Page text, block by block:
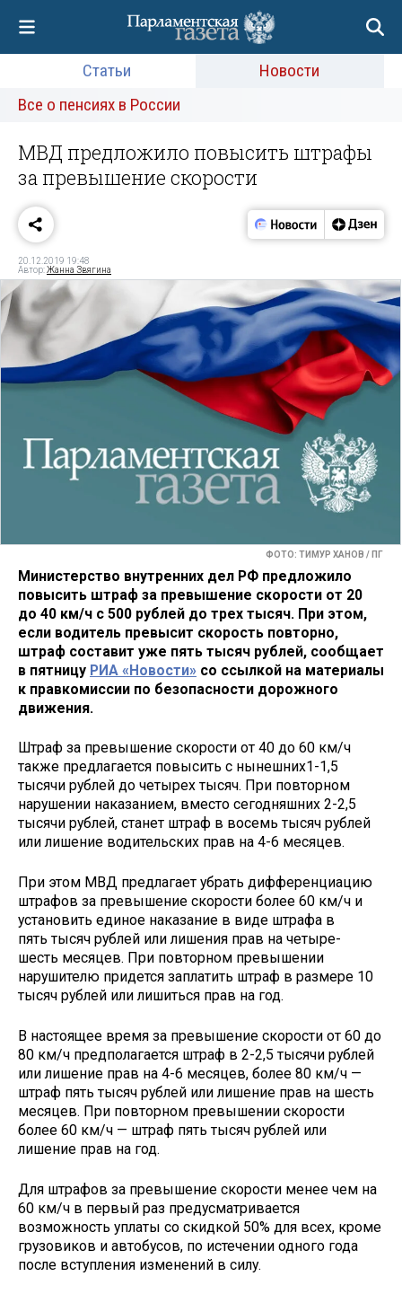
Статьи
Новости
Все о пенсиях в России
МВД предложило повысить штрафы
за превышение скорости
20.12.2019 19:48
Автор:Жанна Звягина
ФОТО: ТИМУР ХАНОВ / ПГ
Министерство внутренних дел РФ предложило
повысить штраф за превышение скорости от 20
до 40 км/ч с 500 рублей до трех тысяч. При этом,
если водитель превысит скорость повторно,
штраф составит уже пять тысяч рублей, сообщает
в пятницу РИА «Новости» со ссылкой на материалы
к правкомиссии по безопасности дорожного
движения.
Штраф за превышение скорости от 40 до 60 км/ч
также предлагается повысить с нынешних1-1,5
тысячи рублей до четырех тысяч. При повторном
нарушении наказанием, вместо сегодняшних 2-2,5
тысячи рублей, станет штраф в восемь тысяч рублей
или лишение водительских прав на 4-6 месяцев.
При этом МВД предлагает убрать дифференциацию
штрафов за превышение скорости более 60 км/ч и
установить единое наказание в виде штрафа в
пять тысяч рублей или лишения прав на четыре-
шесть месяцев. При повторном превышении
нарушителю придется заплатить штраф в размере 10
тысяч рублей или лишиться прав на год.
В настоящее время за превышение скорости от 60 до
80 км/ч предполагается штраф в 2-2,5 тысячи рублей
или лишение прав на 4-6 месяцев, более 80 км/ч —
штраф пять тысяч рублей или лишение прав на шесть
месяцев. При повторном превышении скорости
более 60 км/ч — штраф пять тысяч рублей или
лишение прав на год.
Для штрафов за превышение скорости менее чем на
60 км/ч в первый раз предусматривается
возможность уплаты со скидкой 50% для всех, кроме
грузовиков и автобусов, по истечении одного года
после вступления изменений в силу.